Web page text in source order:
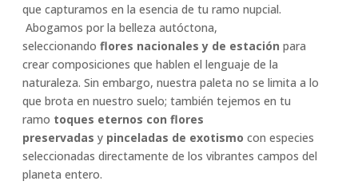
que capturamos en la esencia de tu ramo nupcial.
Abogamos por la belleza autóctona,
seleccionando flores nacionales y de estación para
crear composiciones que hablen el lenguaje de la
naturaleza. Sin embargo, nuestra paleta no se limita a lo
que brota en nuestro suelo; también tejemos en tu
ramo toques eternos con flores
preservadas y pinceladas de exotismo con especies
seleccionadas directamente de los vibrantes campos del
planeta entero.